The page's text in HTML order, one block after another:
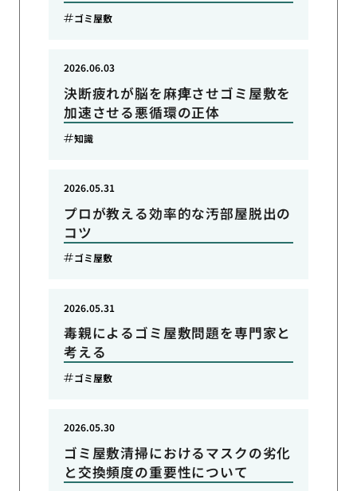
ゴミ屋敷
決断疲れが脳を麻痺させゴミ屋敷を
加速させる悪循環の正体
2026.06.03
知識
プロが教える効率的な汚部屋脱出の
コツ
2026.05.31
ゴミ屋敷
毒親によるゴミ屋敷問題を専門家と
考える
2026.05.31
ゴミ屋敷
ゴミ屋敷清掃におけるマスクの劣化
と交換頻度の重要性について
2026.05.30